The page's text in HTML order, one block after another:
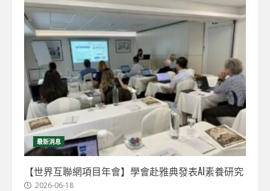
最新消息
【世界互聯網項目年會】學會赴雅典發表AI素養研究
2026-06-18